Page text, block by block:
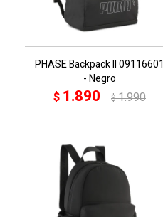
PHASE Backpack II 09116601
- Negro
$ 1.890 $1.990